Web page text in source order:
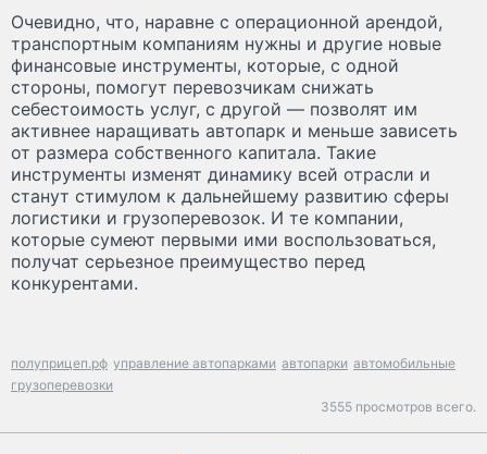
Очевидно, что, наравне с операционной арендой,
транспортным компаниям нужны и другие новые
финансовые инструменты, которые, с одной
стороны, помогут перевозчикам снижать
себестоимость услуг, с другой — позволят им
активнее наращивать автопарк и меньше зависеть
от размера собственного капитала. Такие
инструменты изменят динамику всей отрасли и
станут стимулом к дальнейшему развитию сферы
логистики и грузоперевозок. И те компании,
которые сумеют первыми ими воспользоваться,
получат серьезное преимущество перед
конкурентами.
полуприцеп.рф управление автопарками автопарки автомобильные
грузоперевозки
3555 просмотров всего.